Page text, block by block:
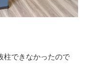
柱できなかったので